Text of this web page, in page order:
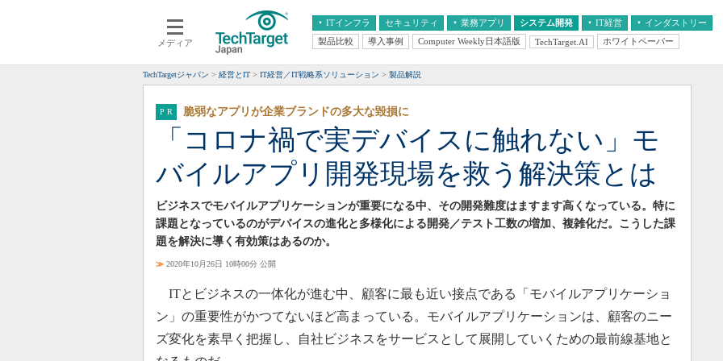
メディア
ITインフラ
クラウド
スマートモバイル
ネットワーク
システム運用管理
セキュリティ 業務アプリ
エンタープライズAI
ERP
CX
情報系システム
システム開発 IT経営
経営とIT
インダストリー
医療IT
製品比較 導入事例 Computer Weekly日本語版 TechTarget.AI ホワイトペーパー
TechTargetジャパン 経営とIT IT経営／IT戦略系ソリューション 製品解説
「コロナ禍で実デバイスに触れない」モ
バイルアプリ開発現場を救う解決策とは
脆弱なアプリが企業ブランドの多大な毀損に
ビジネスでモバイルアプリケーションが重要になる中、その開発難度はますます高くなっている。特に
課題となっているのがデバイスの進化と多様化による開発／テスト工数の増加、複雑化だ。こうした課
題を解決に導く有効策はあるのか。
≫ 2020年10月26日 10時00分 公開
ITとビジネスの一体化が進む中、顧客に最も近い接点である「モバイルアプリケーショ
ン」の重要性がかつてないほど高まっている。モバイルアプリケーションは、顧客のニー
ズ変化を素早く把握し、自社ビジネスをサービスとして展開していくための最前線基地と